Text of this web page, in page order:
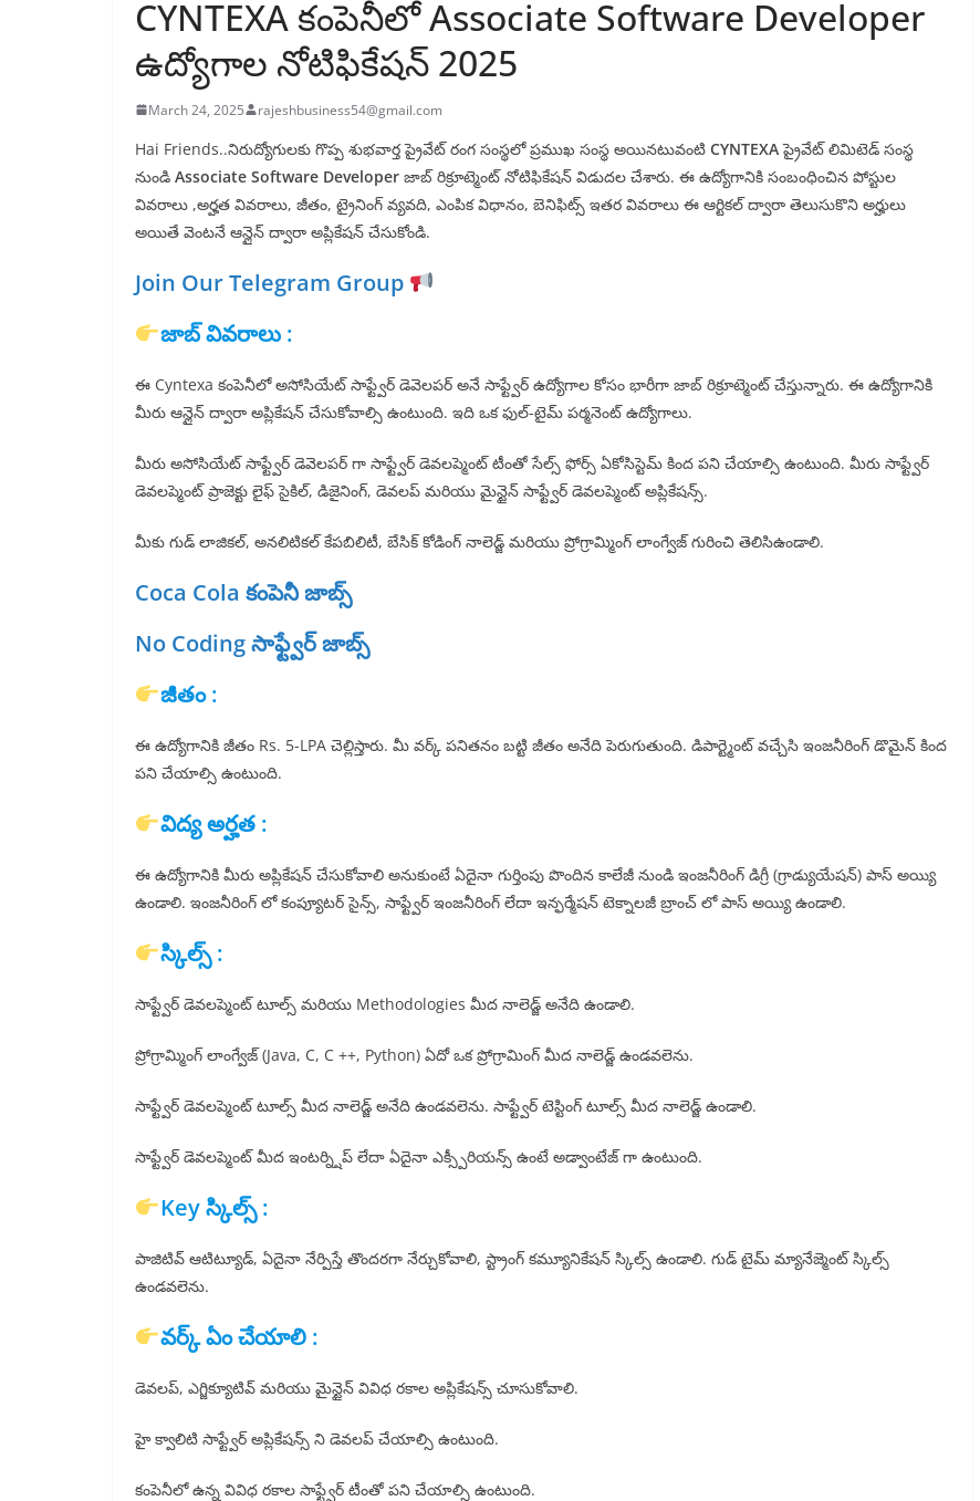
CYNTEXA కంపెనీలో Associate Software Developer
ఉద్యోగాల నోటిఫికేషన్ 2025
March 24, 2025 rajeshbusiness54@gmail.com
Hai Friends..నిరుద్యోగులకు గొప్ప శుభవార్త ప్రైవేట్ రంగ సంస్థలో ప్రముఖ సంస్థ అయినటువంటి CYNTEXAప్రైవేట్ లిమిటెడ్ సంస్థ
నుండి Associate Software Developer జాబ్ రిక్రూట్మెంట్ నోటిఫికేషన్ విడుదల చేశారు. ఈ ఉద్యోగానికి సంబంధించిన పోస్టుల
వివరాలు ,అర్హత వివరాలు, జీతం, ట్రైనింగ్ వ్యవది, ఎంపిక విధానం, బెనిఫిట్స్ ఇతర వివరాలు ఈ ఆర్టికల్ ద్వారా తెలుసుకొని అర్హులు
అయితే వెంటనే ఆన్లైన్ ద్వారా అప్లికేషన్ చేసుకోండి.
Join Our Telegram Group
జాబ్ వివరాలు :
ఈ Cyntexa కంపెనీలో అసోసియేట్ సాఫ్ట్వేర్ డెవెలపర్ అనే సాఫ్ట్వేర్ ఉద్యోగాల కోసం భారీగా జాబ్ రిక్రూట్మెంట్ చేస్తున్నారు. ఈ ఉద్యోగానికి
మీరు ఆన్లైన్ ద్వారా అప్లికేషన్ చేసుకోవాల్సి ఉంటుంది. ఇది ఒక ఫుల్-టైమ్ పర్మనెంట్ ఉద్యోగాలు.
మీరు అసోసియేట్ సాఫ్ట్వేర్ డెవెలపర్ గా సాఫ్ట్వేర్ డెవలప్మెంట్ టీంతో సేల్స్ ఫోర్స్ ఏకోసిస్టెమ్ కింద పని చేయాల్సి ఉంటుంది. మీరు సాఫ్ట్వేర్
డెవలప్మెంట్ ప్రాజెక్టు లైఫ్ సైకిల్, డిజైనింగ్, డెవలప్ మరియు మైన్టైన్ సాఫ్ట్వేర్ డెవలప్మెంట్ అప్లికేషన్స్.
మీకు గుడ్ లాజికల్, అనలిటికల్ కేపబిలిటీ, బేసిక్ కోడింగ్ నాలెడ్జ్ మరియు ప్రోగ్రామ్మింగ్ లాంగ్వేజ్ గురించి తెలిసిఉండాలి.
Coca Cola కంపెనీ జాబ్స్
No Coding సాఫ్ట్వేర్ జాబ్స్
జీతం :
ఈ ఉద్యోగానికి జీతం Rs. 5-LPA చెల్లిస్తారు. మీ వర్క్ పనితనం బట్టి జీతం అనేది పెరుగుతుంది. డిపార్ట్మెంట్ వచ్చేసి ఇంజనీరింగ్ డొమైన్ కింద
పని చేయాల్సి ఉంటుంది.
విద్య అర్హత :
ఈ ఉద్యోగానికి మీరు అప్లికేషన్ చేసుకోవాలి అనుకుంటే ఏదైనా గుర్తింపు పొందిన కాలేజీ నుండి ఇంజనీరింగ్ డిగ్రీ (గ్రాడ్యుయేషన్) పాస్ అయ్యి
ఉండాలి. ఇంజనీరింగ్ లో కంప్యూటర్ సైన్స్, సాఫ్ట్వేర్ ఇంజనీరింగ్ లేదా ఇన్ఫర్మేషన్ టెక్నాలజీ బ్రాంచ్ లో పాస్ అయ్యి ఉండాలి.
స్కిల్స్ :
సాఫ్ట్వేర్ డెవలప్మెంట్ టూల్స్ మరియు Methodologies మీద నాలెడ్జ్ అనేది ఉండాలి.
ప్రోగ్రామ్మింగ్ లాంగ్వేజ్ (Java, C, C ++, Python) ఏదో ఒక ప్రోగ్రామింగ్ మీద నాలెడ్జ్ ఉండవలెను.
సాఫ్ట్వేర్ డెవలప్మెంట్ టూల్స్ మీద నాలెడ్జ్ అనేది ఉండవలెను. సాఫ్ట్వేర్ టెస్టింగ్ టూల్స్ మీద నాలెడ్జ్ ఉండాలి.
సాఫ్ట్వేర్ డెవలప్మెంట్ మీద ఇంటర్న్షిప్ లేదా ఏదైనా ఎక్స్పీరియన్స్ ఉంటే అడ్వాంటేజ్ గా ఉంటుంది.
Key స్కిల్స్ :
పాజిటివ్ ఆటిట్యూడ్, ఏదైనా నేర్పిస్తే తొందరగా నేర్చుకోవాలి, స్ట్రాంగ్ కమ్యూనికేషన్ స్కిల్స్ ఉండాలి. గుడ్ టైమ్ మ్యానేజ్మెంట్ స్కిల్స్
ఉండవలెను.
వర్క్ ఏం చేయాలి :
డెవలప్, ఎగ్జిక్యూటివ్ మరియు మైన్టైన్ వివిధ రకాల అప్లికేషన్స్ చూసుకోవాలి.
హై క్వాలిటి సాఫ్ట్వేర్ అప్లికేషన్స్ ని డెవలప్ చేయాల్సి ఉంటుంది.
కంపెనీలో ఉన్న వివిధ రకాల సాఫ్ట్వేర్ టీంతో పని చేయాల్సి ఉంటుంది.